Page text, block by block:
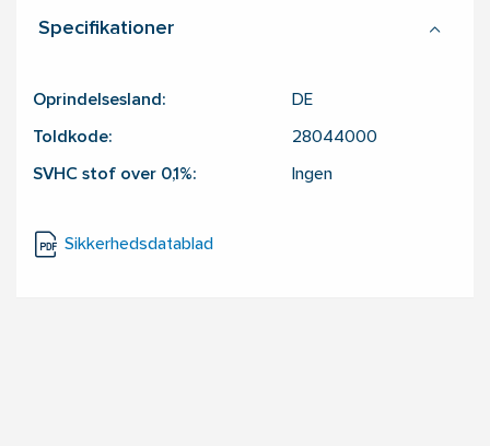
Specifikationer
Oprindelsesland: DE
Toldkode: 28044000
SVHC stof over 0,1%: Ingen
Sikkerhedsdatablad